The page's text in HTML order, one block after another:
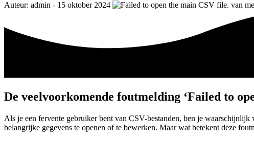
Auteur: admin - 15 oktober 2024
De veelvoorkomende foutmelding ‘Failed to
Als je een fervente gebruiker bent van CSV-bestanden, ben je
belangrijke gegevens te openen of te bewerken. Maar wat betekent deze